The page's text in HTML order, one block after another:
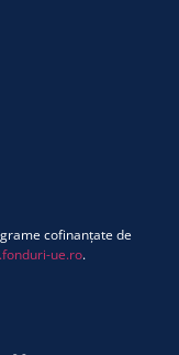
cofinanțate de
ue.ro.